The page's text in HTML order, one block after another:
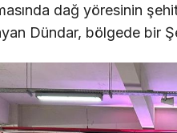
dağ yöresinin
Dündar, bölgede bir